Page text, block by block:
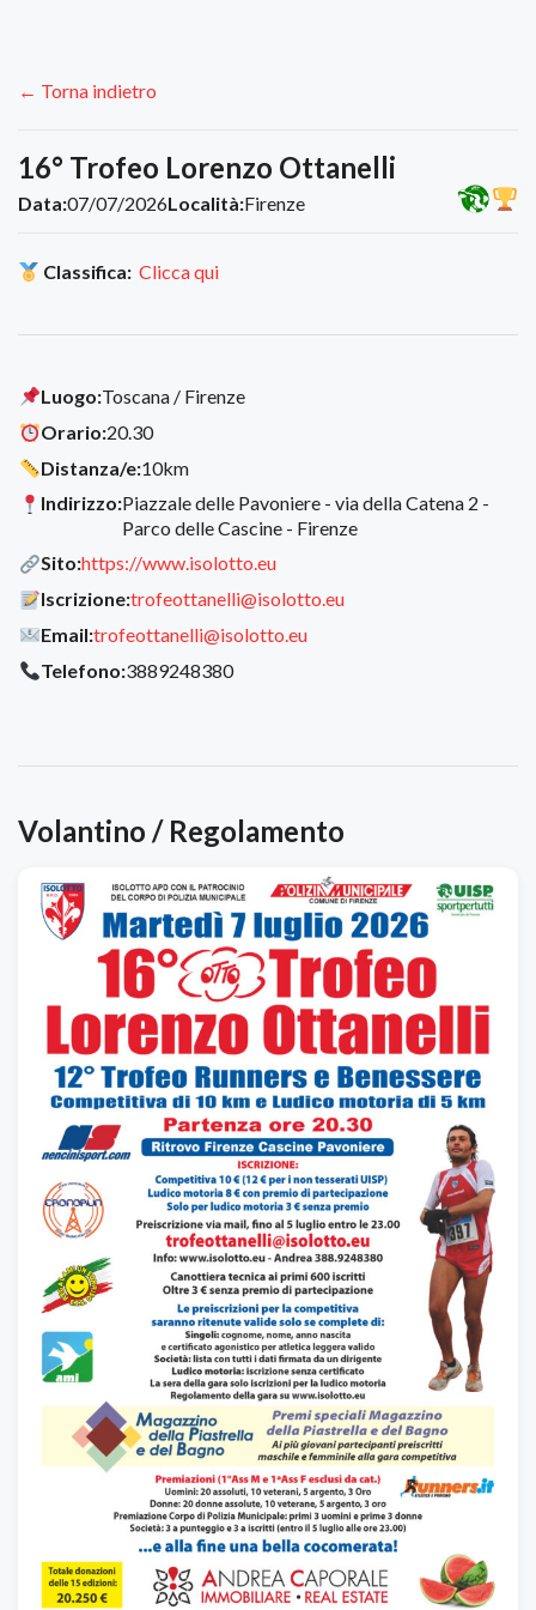
← Torna indietro
16° Trofeo Lorenzo Ottanelli
Data:07/07/2026Località:Firenze
Classifica: Clicca qui
Luogo:Toscana / Firenze
Orario:20.30
Distanza/e:10km
Indirizzo:Piazzale delle Pavoniere - via della Catena 2 -
Parco delle Cascine - Firenze
Sito:https://www.isolotto.eu
Iscrizione:trofeottanelli@isolotto.eu
Email:trofeottanelli@isolotto.eu
Telefono:3889248380
Volantino / Regolamento